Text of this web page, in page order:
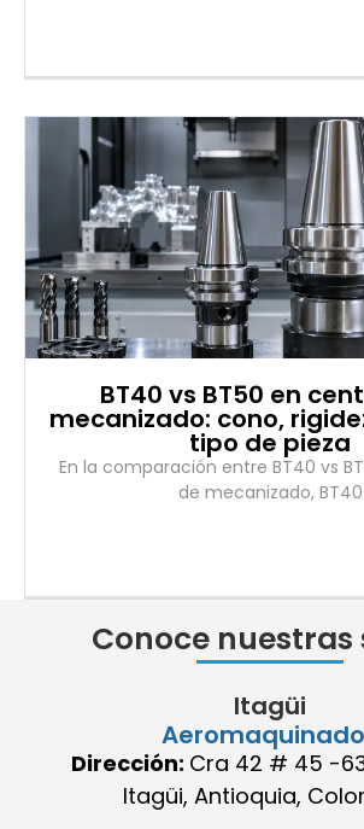
BT40 vs BT50 en
mecanizado: cono,
tipo de pieza
En la comparación entre BT40 vs
de mecanizado, BT40
Conoce nuestras
Itagüi
Dirección: Cra 42 # 45 -
Itagüi, Antioquia,